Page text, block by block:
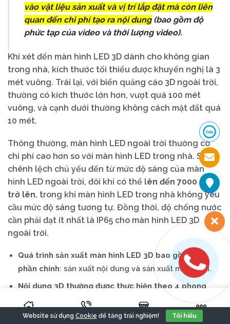
vào vật liệu sản xuất và vị trí lắp đặt mà còn liên
quan đến chi phí tạo ra nội dung(bao gồm độ
phức tạp của video và thời lượng video).
Khi xét đến màn hình LED 3D dành cho không gian
trong nhà, kích thước tối thiểu được khuyến nghị là 3
mét vuông. Trái lại, với biển quảng cáo 3D ngoài trời,
thường có kích thước lớn hơn, vượt quá 100 mét
vuông, và cạnh dưới thường không cách mặt đất quá
10 mét.
Thông thường, màn hình LED ngoài trời thường có
chi phí cao hơn so với màn hình LED trong nhà. Sự
chênh lệch chủ yếu đến từ mức độ sáng của màn
hình LED ngoài trời, đôi khi có thể lên đến 7000 nits
trở lên, trong khi màn hình LED trong nhà không yêu
cầu mức độ sáng tương tự. Đồng thời, độ chống nước
cần phải đạt ít nhất là IP65 cho màn hình LED 3D
ngoài trời.
Quá trình sản xuất màn hình LED 3D bao gồm hai
phần chính: sản xuất nội dung và sản xuất màn hình.
Nội dung 3D thường được thực hiện theo 4 phong
cách chính
: hiện đại, anime, cơ khí và hoạt hình.
Giá thành được xác định dựa trên nhiều yếu tố như
Website sử dụng Cookie để tăng trải nghiệm! Tôi hiểu